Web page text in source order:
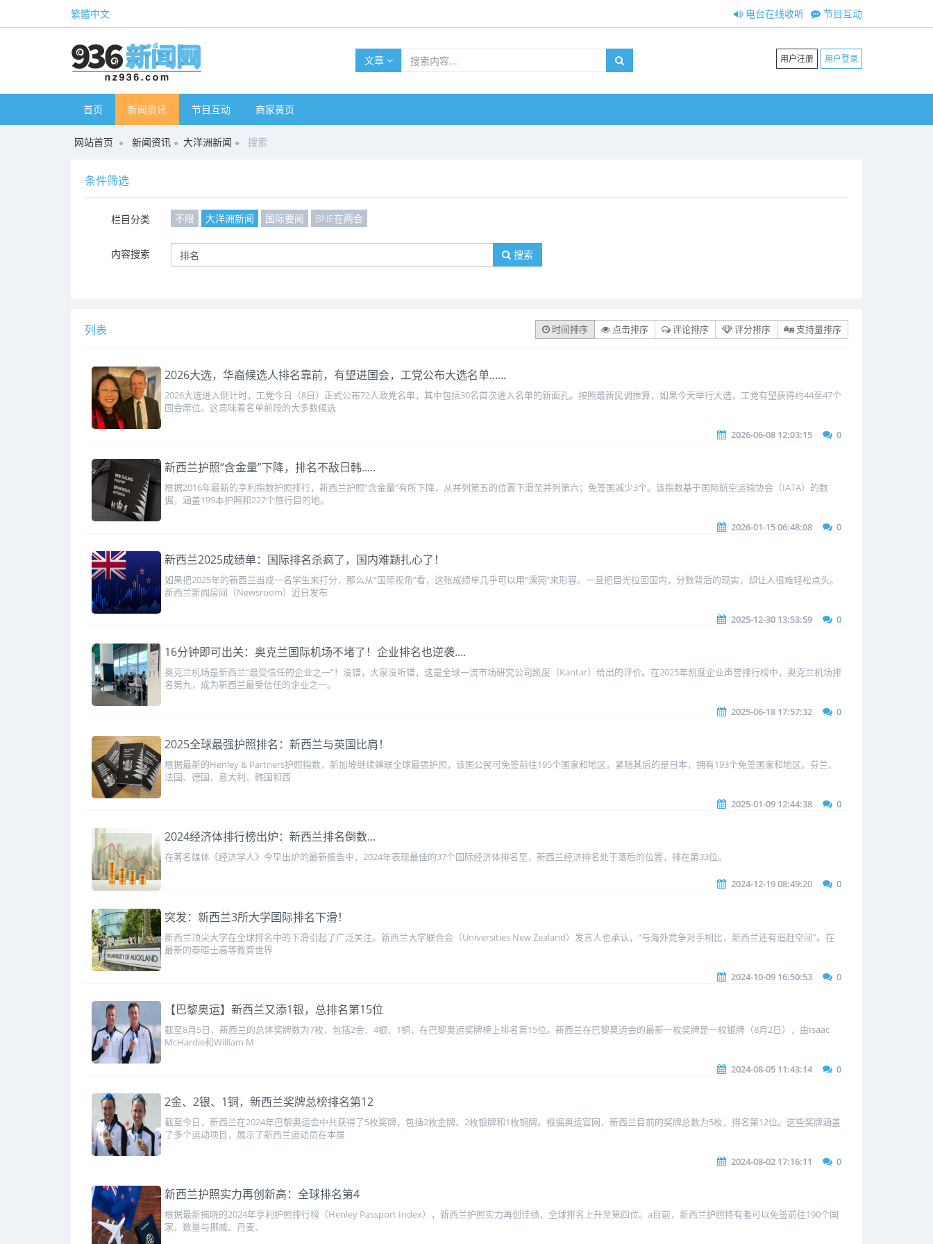
繁體中文 节目互动
电台在线收听
文章 用户注册 用户登录
首页 新闻资讯 节目互动 商家黄页
网站首页 新闻资讯 大洋洲新闻 搜索
条件筛选
栏目分类 不限 大洋洲新闻 国际要闻 BNE在两会
内容搜索 搜索
列表 时间排序 点击排序 评论排序 评分排序 支持量排序
2026大选，华裔候选人排名靠前，有望进国会，工党公布大选名单......
2026大选进入倒计时，工党今日（8日）正式公布72人政党名单，其中包括30名首次进入名单的新面孔。按照最新民调推算，如果今天举行大选，工党有望获得约44至47个
国会席位。这意味着名单前段的大多数候选
2026-06-08 12:03:15 0
新西兰护照“含金量”下降，排名不敌日韩.....
根据2016年最新的亨利指数护照排行，新西兰护照“含金量”有所下降，从并列第五的位置下滑至并列第六；免签国减少3个。该指数基于国际航空运输协会（IATA）的数
据，涵盖199本护照和227个旅行目的地。
2026-01-15 06:48:08 0
新西兰2025成绩单：国际排名杀疯了，国内难题扎心了！
如果把2025年的新西兰当成一名学生来打分，那么从“国际视角”看，这张成绩单几乎可以用“漂亮”来形容。一旦把目光拉回国内，分数背后的现实，却让人很难轻松点头。
新西兰新闻房间（Newsroom）近日发布
2025-12-30 13:53:59 0
16分钟即可出关：奥克兰国际机场不堵了！企业排名也逆袭....
奥克兰机场是新西兰“最受信任的企业之一”！没错，大家没听错，这是全球一流市场研究公司凯度（Kantar）给出的评价。在2025年凯度企业声誉排行榜中，奥克兰机场排
名第九，成为新西兰最受信任的企业之一。
2025-06-18 17:57:32 0
2025全球最强护照排名：新西兰与英国比肩！
根据最新的Henley & Partners护照指数，新加坡继续蝉联全球最强护照，该国公民可免签前往195个国家和地区。紧随其后的是日本，拥有193个免签国家和地区。芬兰、
法国、德国、意大利、韩国和西
2025-01-09 12:44:38 0
2024经济体排行榜出炉：新西兰排名倒数...
在著名媒体《经济学人》今早出炉的最新报告中，2024年表现最佳的37个国际经济体排名里，新西兰经济排名处于落后的位置，排在第33位。
2024-12-19 08:49:20 0
突发：新西兰3所大学国际排名下滑！
新西兰顶尖大学在全球排名中的下滑引起了广泛关注。新西兰大学联合会（Universities New Zealand）发言人也承认，“与海外竞争对手相比，新西兰还有追赶空间”。在
最新的泰晤士高等教育世界
2024-10-09 16:50:53 0
【巴黎奥运】新西兰又添1银，总排名第15位
截至8月5日，新西兰的总体奖牌数为7枚，包括2金、4银、1铜，在巴黎奥运奖牌榜上排名第15位。新西兰在巴黎奥运会的最新一枚奖牌是一枚银牌（8月2日），由Isaac
McHardie和William M
2024-08-05 11:43:14 0
2金、2银、1铜，新西兰奖牌总榜排名第12
截至今日，新西兰在2024年巴黎奥运会中共获得了5枚奖牌，包括2枚金牌、2枚银牌和1枚铜牌。根据奥运官网，新西兰目前的奖牌总数为5枚，排名第12位。这些奖牌涵盖
了多个运动项目，展示了新西兰运动员在本届
2024-08-02 17:16:11 0
新西兰护照实力再创新高：全球排名第4
根据最新揭晓的2024年亨利护照排行榜（Henley Passport Index），新西兰护照实力再创佳绩，全球排名上升至第四位。a目前，新西兰护照持有者可以免签前往190个国
家，数量与挪威、丹麦、